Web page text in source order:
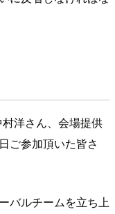
洋さん、会場提供
ご参加頂いた皆さ
バルチームを立ち上